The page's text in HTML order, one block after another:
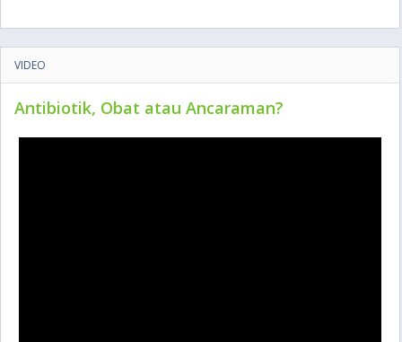
VIDEO
Antibiotik, Obat atau Ancaraman?